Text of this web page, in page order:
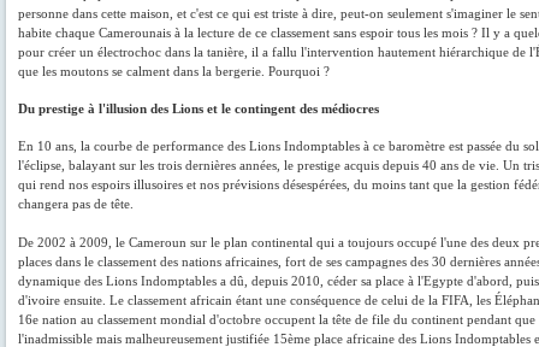
personne dans cette maison, et c'est ce qui est triste à dire, peut-on seulement s'imaginer le
habite chaque Camerounais à la lecture de ce classement sans espoir tous les mois ? Il y a
pour créer un électrochoc dans la tanière, il a fallu l'intervention hautement hiérarchique de
que les moutons se calment dans la bergerie. Pourquoi ?
Du prestige à l'illusion des Lions et le contingent des médiocres
En 10 ans, la courbe de performance des Lions Indomptables à ce baromètre est passée du
l'éclipse, balayant sur les trois dernières années, le prestige acquis depuis 40 ans de vie. Un
qui rend nos espoirs illusoires et nos prévisions désespérées, du moins tant que la gestion
changera pas de tête.
De 2002 à 2009, le Cameroun sur le plan continental qui a toujours occupé l'une des deux
places dans le classement des nations africaines, fort de ses campagnes des 30 dernières
dynamique des Lions Indomptables a dû, depuis 2010, céder sa place à l'Egypte d'abord,
d'ivoire ensuite. Le classement africain étant une conséquence de celui de la FIFA, les
16e nation au classement mondial d'octobre occupent la tête de file du continent pendant que
l'inadmissible mais malheureusement justifiée 15ème place africaine des Lions Indomptables